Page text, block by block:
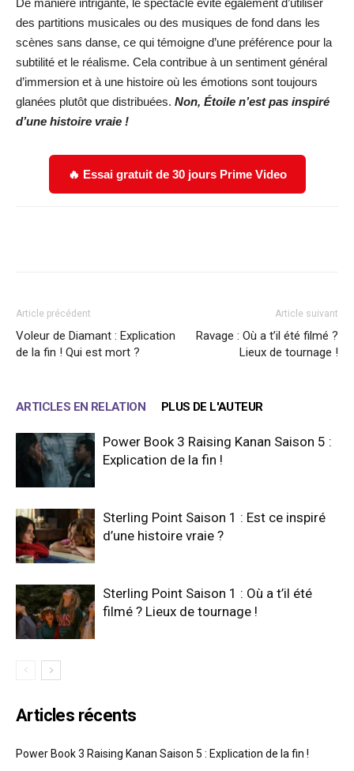
De manière intrigante, le spectacle évite également d’utiliser
des partitions musicales ou des musiques de fond dans les
scènes sans danse, ce qui témoigne d’une préférence pour la
subtilité et le réalisme. Cela contribue à un sentiment général
d’immersion et à une histoire où les émotions sont toujours
glanées plutôt que distribuées. Non, Étoile n’est pas inspiré
d’une histoire vraie !
🔥 Essai gratuit de 30 jours Prime Video
Article précédent
Voleur de Diamant : Explication
de la fin ! Qui est mort ?
Article suivant
Ravage : Où a t’il été filmé ?
Lieux de tournage !
ARTICLES EN RELATION PLUS DE L'AUTEUR
Power Book 3 Raising Kanan Saison 5 :
Explication de la fin !
Sterling Point Saison 1 : Est ce inspiré
d’une histoire vraie ?
Sterling Point Saison 1 : Où a t’il été
filmé ? Lieux de tournage !
Articles récents
Power Book 3 Raising Kanan Saison 5 : Explication de la fin !